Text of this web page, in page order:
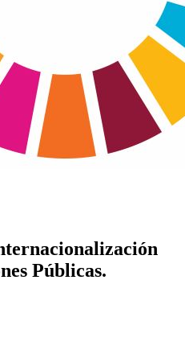
Públicas.